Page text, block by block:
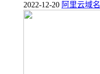
2022-12-20 阿里云域名